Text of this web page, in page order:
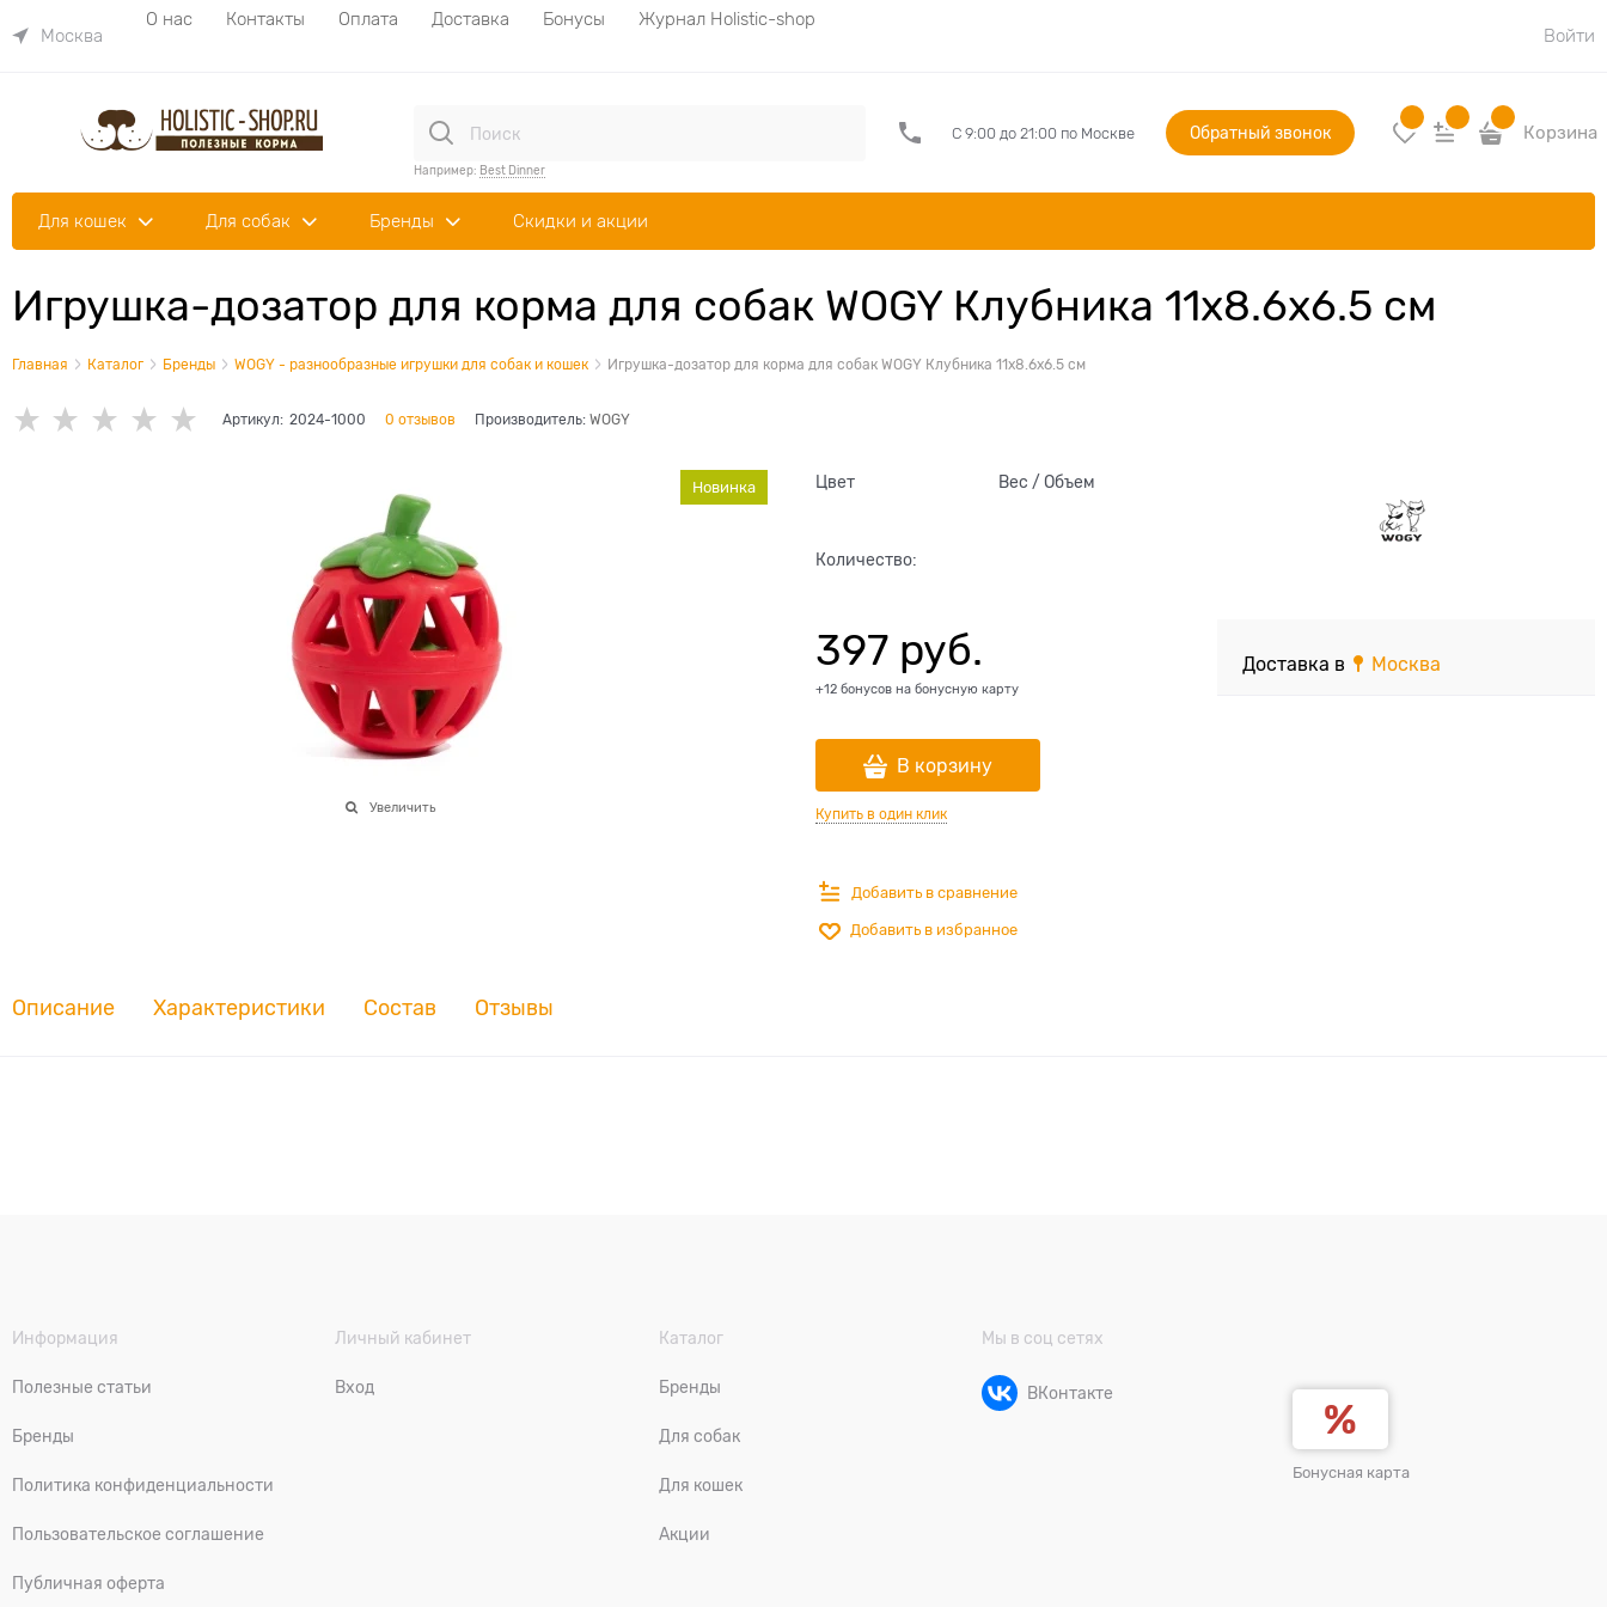
Москва
О нас Контакты Оплата Доставка Бонусы
Журнал Holistic-shop
Войти
Например: Best Dinner
С 9:00 до 21:00 по Москве Обратный звонок Корзина
Для кошек Для собак Бренды Скидки и акции
Игрушка-дозатор для корма для собак WOGY Клубника 11х8.6х6.5 см
Главная Каталог Бренды WOGY - разнообразные игрушки для собак и кошек Игрушка-дозатор для корма для собак WOGY Клубника 11х8.6х6.5 см
Артикул: 2024-1000 0 отзывов Производитель: WOGY
Новинка
Увеличить
Цвет Вес / Объем
Количество:
397 руб.
+12 бонусов на бонусную карту
В корзину
Купить в один клик
Добавить в сравнение
Добавить в избранное
Доставка в Москва
Описание Характеристики Состав Отзывы
Информация
Полезные статьи
Бренды
Политика конфиденциальности
Пользовательское соглашение
Публичная оферта
Личный кабинет
Вход
Каталог
Бренды
Для собак
Для кошек
Акции
Мы в соц сетях
ВКонтакте
Бонусная карта